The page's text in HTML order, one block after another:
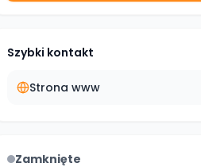
Szybki kontakt
Strona www
Zamknięte